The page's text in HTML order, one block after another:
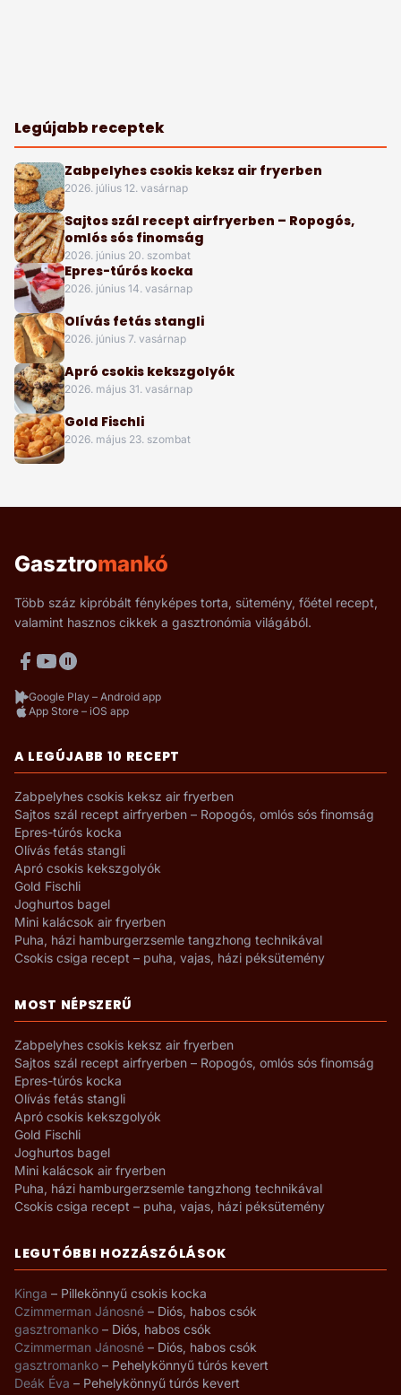
Legújabb receptek
Zabpelyhes csokis keksz air fryerben
2026. július 12. vasárnap
Sajtos szál recept airfryerben – Ropogós,
omlós sós finomság
2026. június 20. szombat
Epres-túrós kocka
2026. június 14. vasárnap
Olívás fetás stangli
2026. június 7. vasárnap
Apró csokis kekszgolyók
2026. május 31. vasárnap
Gold Fischli
2026. május 23. szombat
Gasztromankó
Több száz kipróbált fényképes torta, sütemény, főétel recept,
valamint hasznos cikkek a gasztronómia világából.
Google Play – Android app
App Store – iOS app
A LEGÚJABB 10 RECEPT
Zabpelyhes csokis keksz air fryerben
Sajtos szál recept airfryerben – Ropogós, omlós sós finomság
Epres-túrós kocka
Olívás fetás stangli
Apró csokis kekszgolyók
Gold Fischli
Joghurtos bagel
Mini kalácsok air fryerben
Puha, házi hamburgerzsemle tangzhong technikával
Csokis csiga recept – puha, vajas, házi péksütemény
MOST NÉPSZERŰ
Zabpelyhes csokis keksz air fryerben
Sajtos szál recept airfryerben – Ropogós, omlós sós finomság
Epres-túrós kocka
Olívás fetás stangli
Apró csokis kekszgolyók
Gold Fischli
Joghurtos bagel
Mini kalácsok air fryerben
Puha, házi hamburgerzsemle tangzhong technikával
Csokis csiga recept – puha, vajas, házi péksütemény
LEGUTÓBBI HOZZÁSZÓLÁSOK
Kinga – Pillekönnyű csokis kocka
Czimmerman Jánosné – Diós, habos csók
gasztromanko – Diós, habos csók
Czimmerman Jánosné – Diós, habos csók
gasztromanko – Pehelykönnyű túrós kevert
Deák Éva – Pehelykönnyű túrós kevert